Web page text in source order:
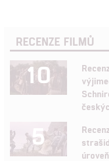
RECENZE FILMŮ
10
5